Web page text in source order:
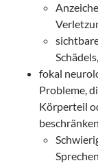
fokal
Probleme,
Körperteil